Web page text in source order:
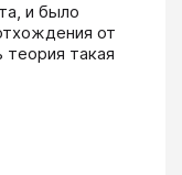
и было
от
теория такая